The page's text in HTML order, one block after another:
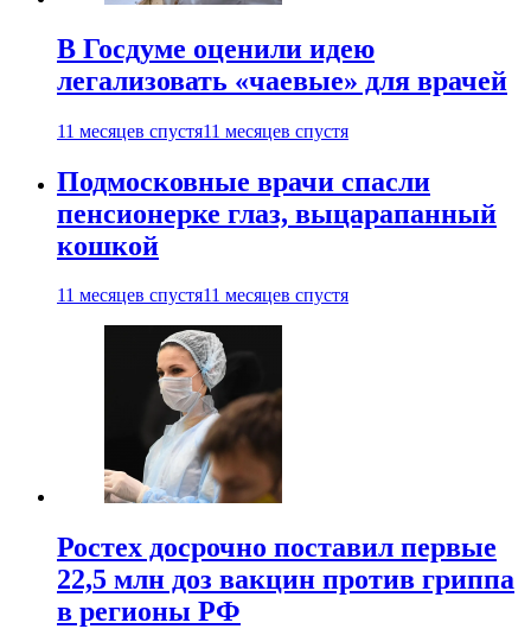
В Госдуме оценили идею
легализовать «чаевые» для врачей
11 месяцев спустя11 месяцев спустя
Подмосковные врачи спасли
пенсионерке глаз, выцарапанный
кошкой
11 месяцев спустя11 месяцев спустя
Ростех досрочно поставил первые
22,5 млн доз вакцин против гриппа
в регионы РФ